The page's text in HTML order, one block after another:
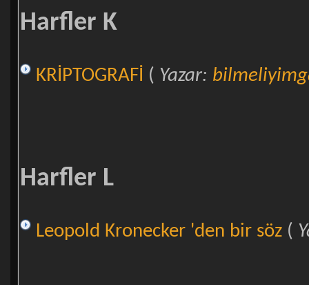
Harfler K
KRİPTOGRAFİ ( Yazar:
Harfler L
Leopold Kronecker 'den bir söz(